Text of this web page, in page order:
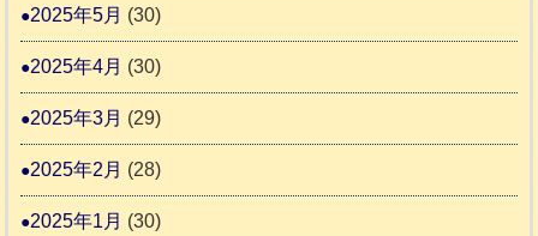
2025年5月 (30)
2025年4月 (30)
2025年3月 (29)
2025年2月 (28)
2025年1月 (30)